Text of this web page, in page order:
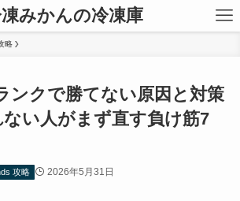
みかんの冷凍庫
略
ンクで勝てない原因と対策
ない人がまず直す負け筋7
攻略 2026年5月31日